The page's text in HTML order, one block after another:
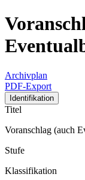
Archivplan
PDF-Export
Identifikation
Titel
Voranschlag (auch
Stufe
Klassifikation